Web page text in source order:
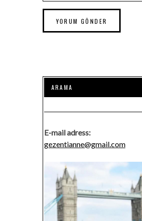
E-mail adress:
gezentianne@gmail.com